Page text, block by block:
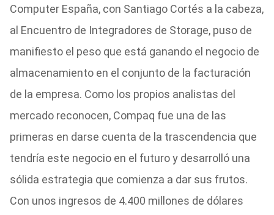
Computer España, con Santiago Cortés a la cabeza,
al Encuentro de Integradores de Storage, puso de
manifiesto el peso que está ganando el negocio de
almacenamiento en el conjunto de la facturación
de la empresa. Como los propios analistas del
mercado reconocen, Compaq fue una de las
primeras en darse cuenta de la trascendencia que
tendría este negocio en el futuro y desarrolló una
sólida estrategia que comienza a dar sus frutos.
Con unos ingresos de 4.400 millones de dólares